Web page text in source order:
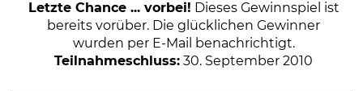
Letzte Chance ... vorbei! Dieses Gewinnspiel ist
bereits vorüber. Die glücklichen Gewinner
wurden per E-Mail benachrichtigt.
Teilnahmeschluss: 30. September 2010